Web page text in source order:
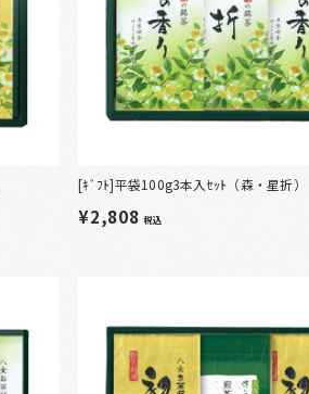
[ｷﾞﾌﾄ]平袋100g3本入ｾｯﾄ（森・星折）
¥2,808税込